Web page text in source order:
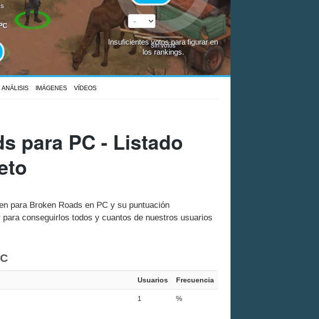
Sin votos
Insuficientes votos para figurar en
los rankings.
ANÁLISIS IMÁGENES VÍDEOS
para PC - Listado
para Broken Roads en PC y su puntuación
conseguirlos todos y cuantos de nuestros usuarios
Usuarios Frecuencia
1 %